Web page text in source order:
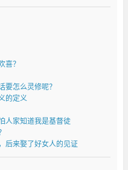
喜？
要怎么灵修呢？
的定义
人家知道我是基督徒
后来娶了好女人的见证